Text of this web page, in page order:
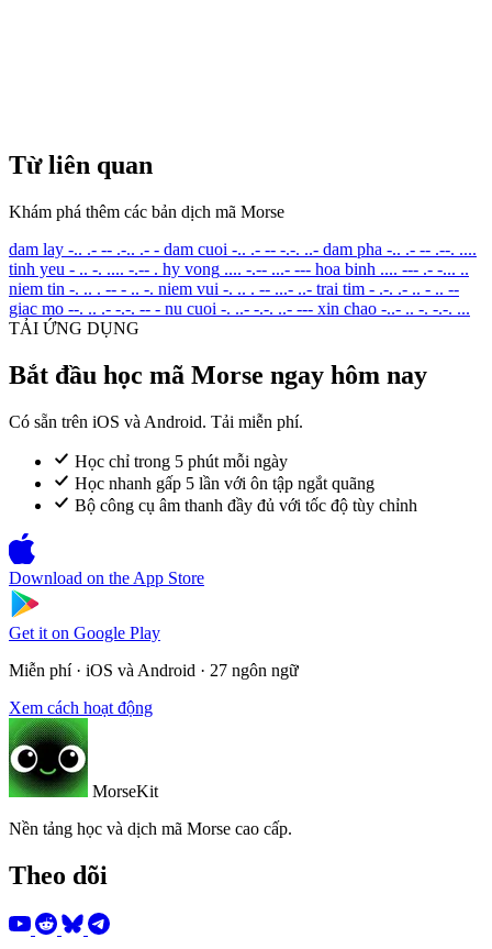
Từ liên quan
Khám phá thêm các bản dịch mã Morse
dam lay -.. .- -- .-.. .- - dam cuoi -.. .- -- -.-. ..- dam pha -.. .- -- .--. ....
tinh yeu - .. -. .... -.-- . hy vong .... -.-- ...- --- hoa binh .... --- .- -... ..
niem tin -. .. . -- - .. -. niem vui -. .. . -- ...- ..- trai tim - .-. .- .. - .. --
giac mo --. .. .- -.-. -- - nu cuoi -. ..- -.-. ..- --- xin chao -..- .. -. -.-. ...
TẢI ỨNG DỤNG
Bắt đầu học mã Morse ngay hôm nay
Có sẵn trên iOS và Android. Tải miễn phí.
Học chỉ trong 5 phút mỗi ngày
Học nhanh gấp 5 lần với ôn tập ngắt quãng
Bộ công cụ âm thanh đầy đủ với tốc độ tùy chỉnh
Download on the App Store
Get it on Google Play
Miễn phí · iOS và Android · 27 ngôn ngữ
Xem cách hoạt động
MorseKit
Nền tảng học và dịch mã Morse cao cấp.
Theo dõi